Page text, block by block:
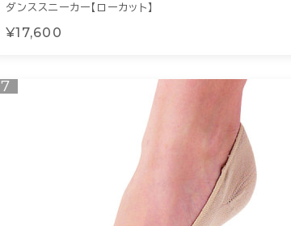
ダンススニーカー【ローカット】
¥17,600
7